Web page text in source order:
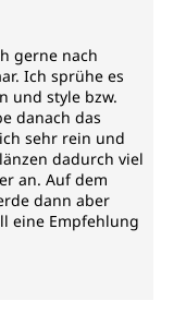
5 von 5 Sternen
gerne nach
Ich sprühe es
und style bzw.
danach das
sehr rein und
dadurch viel
an. Auf dem
dann aber
eine Empfehlung